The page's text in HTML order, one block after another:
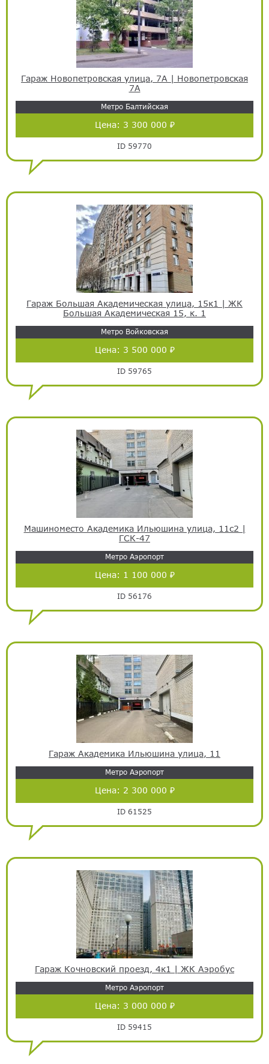
Гараж Новопетровская улица, 7А | Новопетровская
7А
Метро Балтийская
Цена: 3 300 000 ₽
ID 59770
Гараж Большая Академическая улица, 15к1 | ЖК
Большая Академическая 15, к. 1
Метро Войковская
Цена: 3 500 000 ₽
ID 59765
Машиноместо Академика Ильюшина улица, 11с2 |
ГСК-47
Метро Аэропорт
Цена: 1 100 000 ₽
ID 56176
Гараж Академика Ильюшина улица, 11
Метро Аэропорт
Цена: 2 300 000 ₽
ID 61525
Гараж Кочновский проезд, 4к1 | ЖК Аэробус
Метро Аэропорт
Цена: 3 000 000 ₽
ID 59415